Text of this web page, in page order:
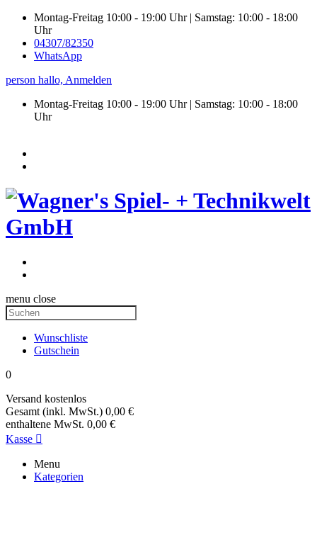
Montag-Freitag 10:00 - 19:00 Uhr | Samstag: 10:00 - 18:00
Uhr
04307/82350
WhatsApp
person hallo, Anmelden
Montag-Freitag 10:00 - 19:00 Uhr | Samstag: 10:00 - 18:00
Uhr
menu close
Wunschliste
Gutschein
0
Versand kostenlos
Gesamt (inkl. MwSt.) 0,00 €
enthaltene MwSt. 0,00 €
Kasse 
Menu
Kategorien